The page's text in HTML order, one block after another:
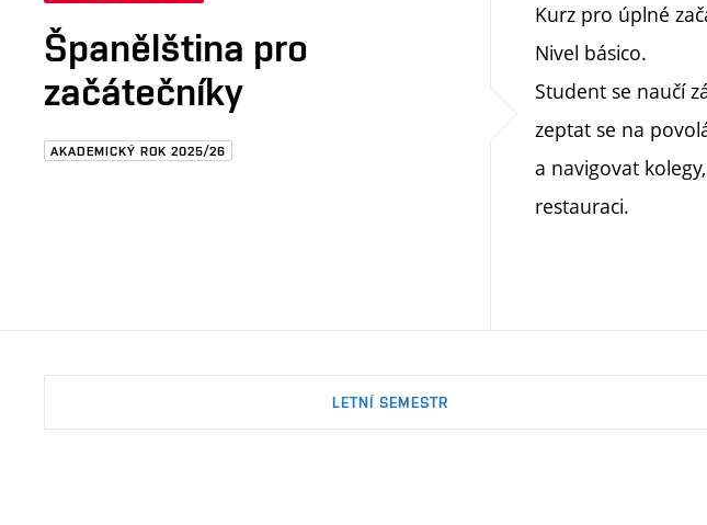
Španělština pro
začátečníky
AKADEMICKÝ ROK 2025/26
Kurz pro úplné
Nivel básico.
Student se naučí
zeptat se na
a navigovat
restauraci.
LETNÍ SEMESTR